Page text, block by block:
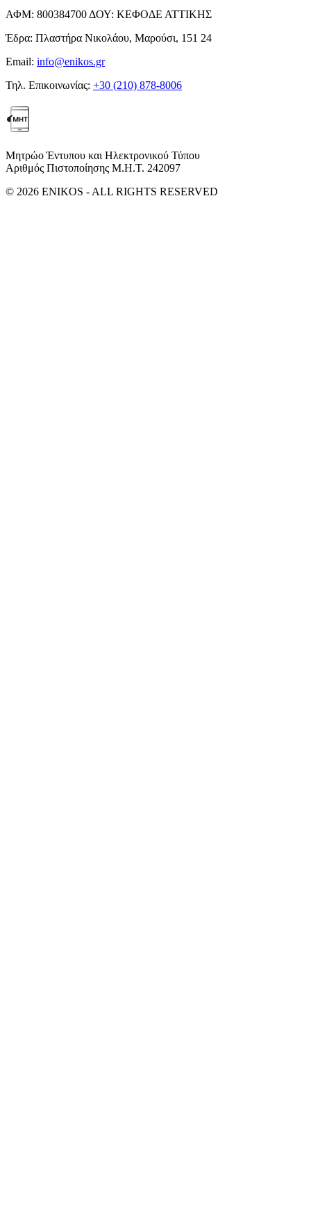
ΑΦΜ: 800384700 ΔΟΥ: ΚΕΦΟΔΕ ΑΤΤΙΚΗΣ
Έδρα: Πλαστήρα Νικολάου, Μαρούσι, 151 24
Email: info@enikos.gr
Τηλ. Επικοινωνίας: +30 (210) 878-8006
Μητρώο Έντυπου και Ηλεκτρονικού Τύπου
Αριθμός Πιστοποίησης Μ.Η.Τ. 242097
© 2026 ENIKOS - ALL RIGHTS RESERVED